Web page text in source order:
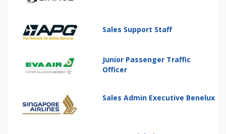
Sales Support Staff
Junior Passenger Traffic
Officer
Sales Admin Executive Benelux